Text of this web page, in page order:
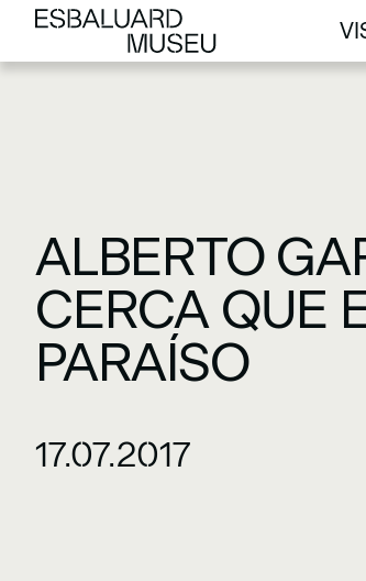
ALBERTO
CERCA QUE
PARAÍSO
17.07.2017